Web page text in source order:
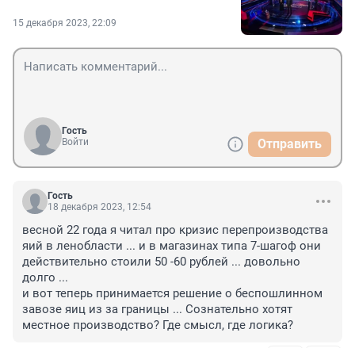
15 декабря 2023, 22:09
Гость
Войти
Отправить
Гость
18 декабря 2023, 12:54
весной 22 года я читал про кризис перепроизводства
яий в ленобласти ... и в магазинах типа 7-шагоф они
действительно стоили 50 -60 рублей ... довольно
долго ...
и вот теперь принимается решение о беспошлинном
завозе яиц из за границы ... Сознательно хотят
местное производство? Где смысл, где логика?